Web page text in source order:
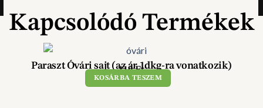
Kapcsolódó Termékek
Paraszt Óvári sajt (az ár 1dkg-ra vonatkozik)
119Ft
KOSÁRBA TESZEM